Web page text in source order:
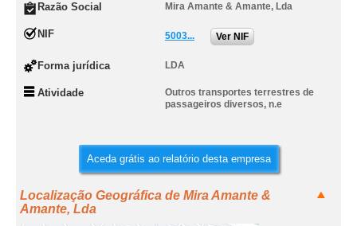
Razão Social Mira Amante & Amante, Lda
NIF 5003... Ver NIF
Forma jurídica LDA
Atividade
Outros transportes terrestres de
passageiros diversos, n.e
Aceda grátis ao relatório desta empresa
Localização Geográfica de Mira Amante &
Amante, Lda